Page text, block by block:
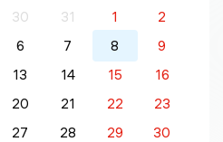
30 31 1
2
6 7 8
9
13 14 15
16
20 21 22
23
27 28 29
30